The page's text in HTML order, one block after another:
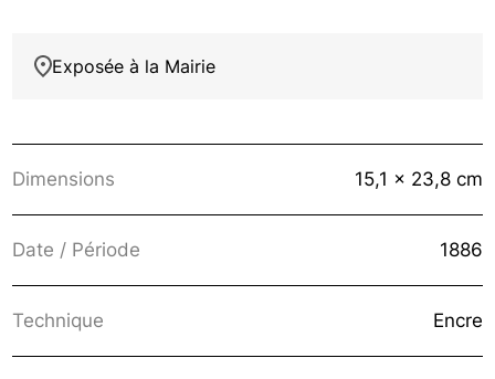
Exposée à la Mairie
Dimensions 15,1 x 23,8 cm
Date / Période 1886
Technique Encre